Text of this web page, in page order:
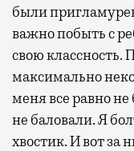
были
важно побыть с
свою классность.
максимально
меня все равно
не баловали. Я
хвостик. И вот за